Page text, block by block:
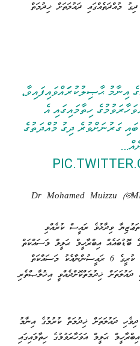
މުއްދަތެއްގައި ދައުލަތަށް ޚިދުމަތް
އިނާމު ޙާޞިލުކުރަައްވައިފައިވާ،
ހިތާމައިގައި އެ
ގަރުނަށްވުރެ ދިގު މުއްދަތުގެ
ވިދާޅުވެ ރައީސް ކުރެއްވި
ބޮޑުބައެއް އިބްރާހީމް ޙަލީލް މަސައްކަތް
ކުރެއްވީ މުލިއާގޭގައި ކަމަށް ވިދާޅުވެފައެވެ. ކުރީގެ 6 ރައީސުންނާއެކު މަސައްކަތް
ދައުލަތަށް ޚިދުމަތްކޮށްދެއްވީ އިޚުލާޞްތެރި
ދައުލަތަށް ޚިދުމަތް ކުރުމުގެ އިނާމު
ޙަލީމް އަވަހާރަވުމުގެ ހިތާމައިގައި